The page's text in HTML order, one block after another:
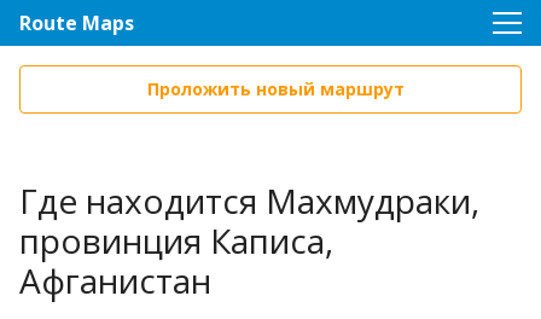
Route Maps
Проложить новый маршрут
Где находится Махмудраки,
провинция Каписа,
Афганистан